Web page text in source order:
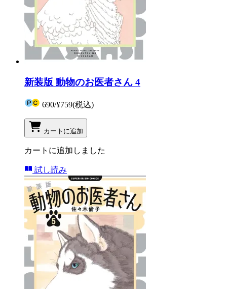
新装版 動物のお医者さん 4
690/¥759(税込)
カートに追加
カートに追加しました
試し読み